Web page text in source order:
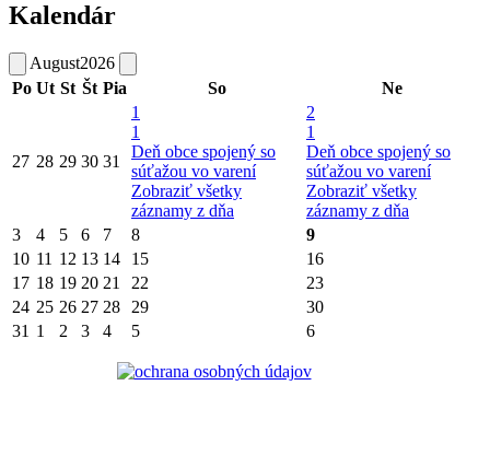
Kalendár
August2026
Po Ut St Št Pia So Ne
27 28 29 30 31
1
1
Deň obce spojený so
súťažou vo varení
Zobraziť všetky
záznamy z dňa
2
1
Deň obce spojený so
súťažou vo varení
Zobraziť všetky
záznamy z dňa
3
4 5 6 7 8
9
10 11 12 13 14 15
16
17 18 19 20 21 22
23
24 25 26 27 28 29
30
31 1 2 3 4 5 6